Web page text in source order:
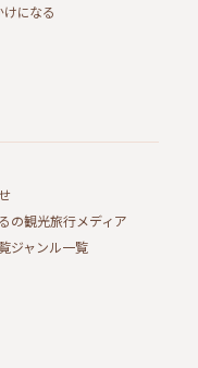
になる
の観光旅行メディア
ジャンル一覧